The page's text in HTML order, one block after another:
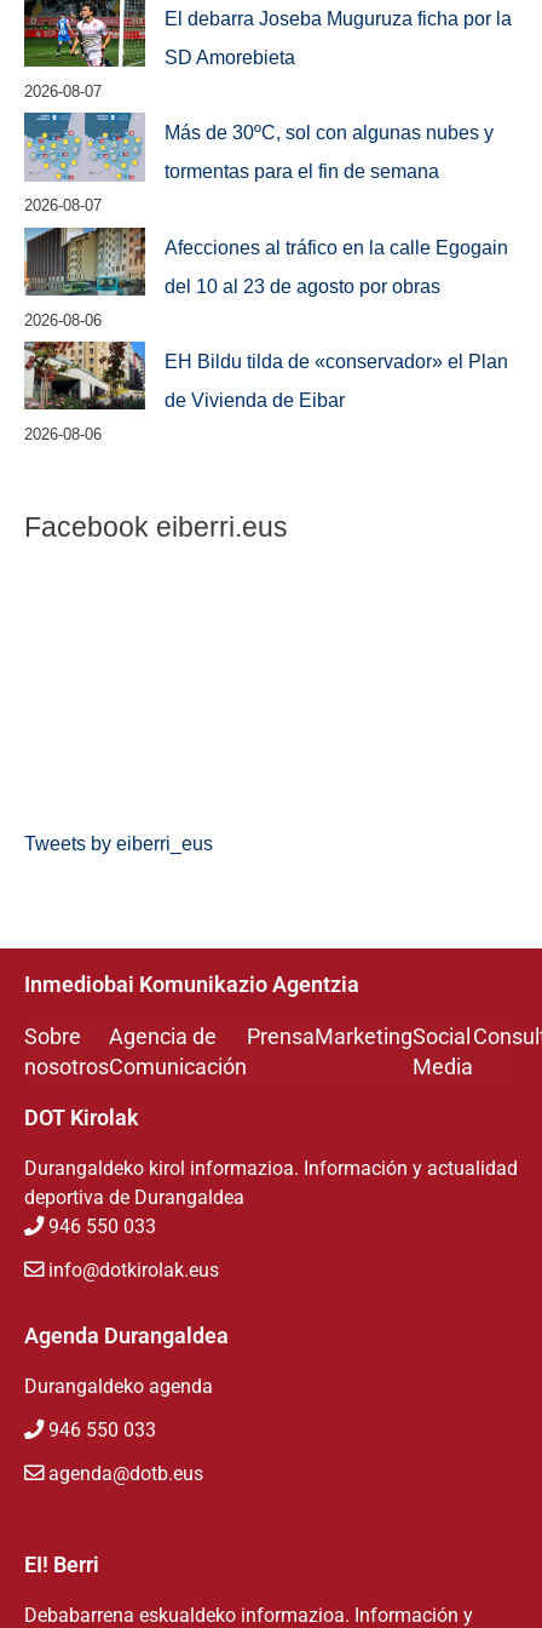
El debarra Joseba Muguruza ficha por la
SD Amorebieta
2026-08-07
Más de 30ºC, sol con algunas nubes y
tormentas para el fin de semana
2026-08-07
Afecciones al tráfico en la calle Egogain
del 10 al 23 de agosto por obras
2026-08-06
EH Bildu tilda de «conservador» el Plan
de Vivienda de Eibar
2026-08-06
Facebook eiberri.eus
Tweets by eiberri_eus
Inmediobai Komunikazio Agentzia
Sobre
nosotros
Agencia de
Comunicación
PrensaMarketingSocial
Media
DOT Kirolak
Durangaldeko kirol informazioa. Información y actualidad
deportiva de Durangaldea
946 550 033
info@dotkirolak.eus
Agenda Durangaldea
Durangaldeko agenda
946 550 033
agenda@dotb.eus
EI! Berri
Debabarrena eskualdeko informazioa. Información y